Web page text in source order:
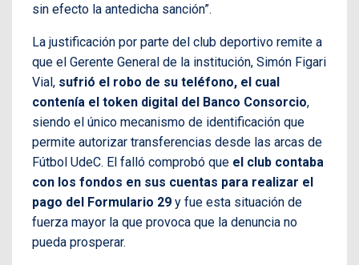
sin efecto la antedicha sanción”.
La justificación por parte del club deportivo remite a
que el Gerente General de la institución, Simón Figari
Vial, sufrió el robo de su teléfono, el cual
contenía el token digital del Banco Consorcio,
siendo el único mecanismo de identificación que
permite autorizar transferencias desde las arcas de
Fútbol UdeC. El falló comprobó que el club contaba
con los fondos en sus cuentas para realizar el
pago del Formulario 29 y fue esta situación de
fuerza mayor la que provoca que la denuncia no
pueda prosperar.